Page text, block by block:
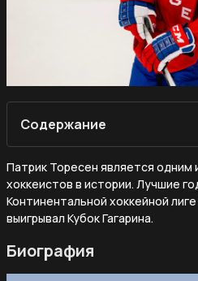
Содержание
Патрик Торесен является одним
хоккеистов в истории. Лучшие
Континентальной хоккейной
выигрывал Кубок Гагарина.
Биография